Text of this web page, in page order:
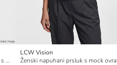
Ženska oversize jakna od umjetne kože s kragnom košulje
LCW Vision
Ženski napuhani prsluk s mock